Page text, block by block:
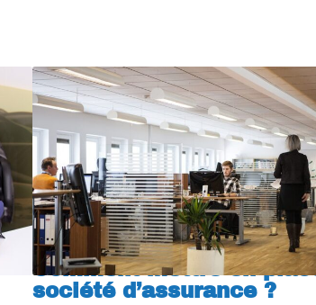
Comment mettre en
société d’assurance ?